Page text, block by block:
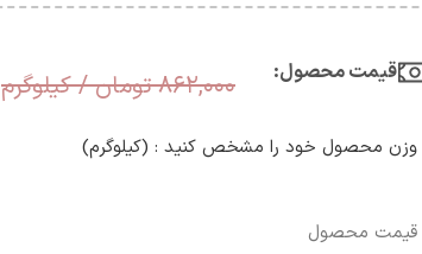
قیمت محصول:​ ۸۶۲,۰۰۰ تومان/ کیلوگرم
وزن محصول خود را مشخص کنید : (کیلوگرم)
قیمت محصول